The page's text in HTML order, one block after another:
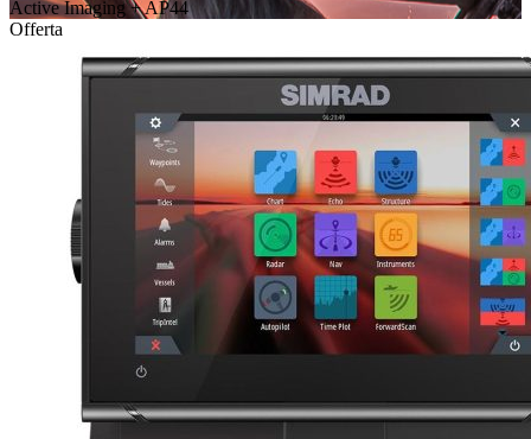
Active Imaging + AP44
Offerta